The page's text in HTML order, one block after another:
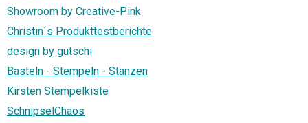
Showroom by Creative-Pink
Christin´s Produkttestberichte
design by gutschi
Basteln - Stempeln - Stanzen
Kirsten Stempelkiste
SchnipselChaos